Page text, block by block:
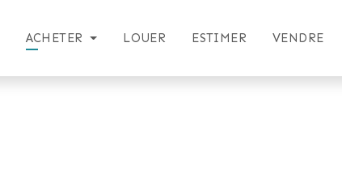
ACHETER LOUER ESTIMER VENDRE